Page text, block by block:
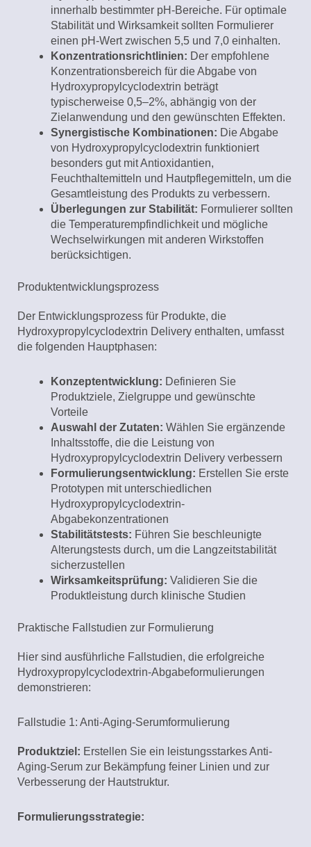
innerhalb bestimmter pH-Bereiche. Für optimale
Stabilität und Wirksamkeit sollten Formulierer
einen pH-Wert zwischen 5,5 und 7,0 einhalten.
Konzentrationsrichtlinien: Der empfohlene
Konzentrationsbereich für die Abgabe von
Hydroxypropylcyclodextrin beträgt
typischerweise 0,5–2%, abhängig von der
Zielanwendung und den gewünschten Effekten.
Synergistische Kombinationen: Die Abgabe
von Hydroxypropylcyclodextrin funktioniert
besonders gut mit Antioxidantien,
Feuchthaltemitteln und Hautpflegemitteln, um die
Gesamtleistung des Produkts zu verbessern.
Überlegungen zur Stabilität: Formulierer sollten
die Temperaturempfindlichkeit und mögliche
Wechselwirkungen mit anderen Wirkstoffen
berücksichtigen.
Produktentwicklungsprozess
Der Entwicklungsprozess für Produkte, die
Hydroxypropylcyclodextrin Delivery enthalten, umfasst
die folgenden Hauptphasen:
Konzeptentwicklung: Definieren Sie
Produktziele, Zielgruppe und gewünschte
Vorteile
Auswahl der Zutaten: Wählen Sie ergänzende
Inhaltsstoffe, die die Leistung von
Hydroxypropylcyclodextrin Delivery verbessern
Formulierungsentwicklung: Erstellen Sie erste
Prototypen mit unterschiedlichen
Hydroxypropylcyclodextrin-
Abgabekonzentrationen
Stabilitätstests: Führen Sie beschleunigte
Alterungstests durch, um die Langzeitstabilität
sicherzustellen
Wirksamkeitsprüfung: Validieren Sie die
Produktleistung durch klinische Studien
Praktische Fallstudien zur Formulierung
Hier sind ausführliche Fallstudien, die erfolgreiche
Hydroxypropylcyclodextrin-Abgabeformulierungen
demonstrieren:
Fallstudie 1: Anti-Aging-Serumformulierung
Produktziel: Erstellen Sie ein leistungsstarkes Anti-
Aging-Serum zur Bekämpfung feiner Linien und zur
Verbesserung der Hautstruktur.
Formulierungsstrategie: